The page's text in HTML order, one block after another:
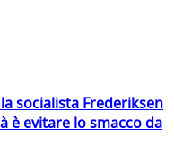
socialista Frederiksen
è evitare lo smacco da